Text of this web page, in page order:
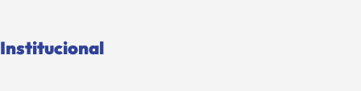
Institucional